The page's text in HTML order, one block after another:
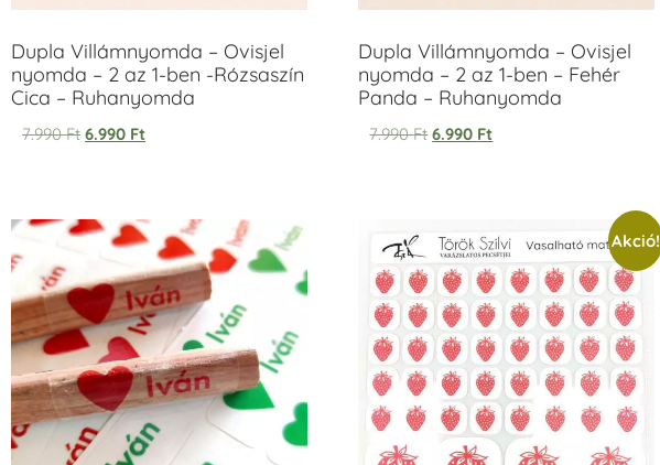
Dupla Villámnyomda – Ovisjel
nyomda – 2 az 1-ben -Rózsaszín
Cica – Ruhanyomda
7.990Ft 6.990 Ft
Dupla Villámnyomda – Ovisjel
nyomda – 2 az 1-ben – Fehér
Panda – Ruhanyomda
7.990Ft 6.990 Ft
Akció!